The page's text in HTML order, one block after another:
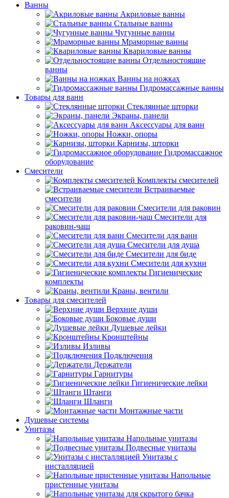
Ванны
Акриловые ванны
Стальные ванны
Чугунные ванны
Мраморные ванны
Квариловые ванны
Отдельностоящие
ванны
Ванны на ножках
Гидромассажные ванны
Товары для ванн
Стеклянные шторки
Экраны, панели
Аксессуары для ванн
Ножки, опоры
Карнизы, шторки
Гидромассажное
оборудование
Смесители
Комплекты смесителей
Встраиваемые
смесители
Смесители для раковин
Смесители для
раковин-чаш
Смесители для ванн
Смесители для душа
Смесители для биде
Смесители для кухни
Гигиенические
комплекты
Краны, вентили
Товары для смесителей
Верхние души
Боковые души
Душевые лейки
Кронштейны
Изливы
Подключения
Держатели
Гарнитуры
Гигиенические лейки
Штанги
Шланги
Монтажные части
Душевые системы
Унитазы
Напольные унитазы
Подвесные унитазы
Унитазы с
инсталляцией
Напольные
пристенные унитазы